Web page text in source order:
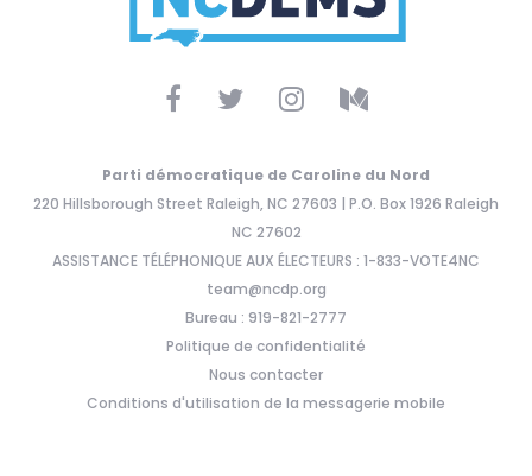
Parti démocratique de Caroline du Nord
220 Hillsborough Street Raleigh, NC 27603 | P.O. Box 1926 Raleigh
NC 27602
ASSISTANCE TÉLÉPHONIQUE AUX ÉLECTEURS : 1-833-VOTE4NC
team@ncdp.org
Bureau : 919-821-2777
Politique de confidentialité
Nous contacter
Conditions d'utilisation de la messagerie mobile